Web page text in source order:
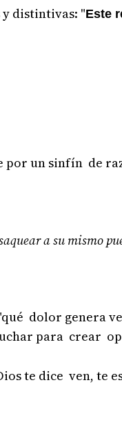
y distintivas: "Este
un sinfín de
a su mismo
dolor genera
para crear
te dice ven, te